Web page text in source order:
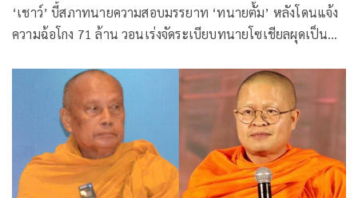
‘เชาว์’ บี้สภาทนายความสอบมรรยาท ‘ทนายตั้ม’ หลังโดนแจ้ง
ความฉ้อโกง 71 ล้าน วอนเร่งจัดระเบียบทนายโซเชียลผุดเป็น